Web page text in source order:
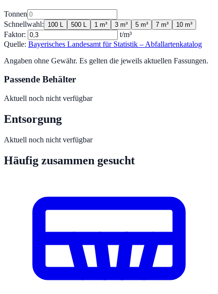
Tonnen
Schnellwahl:
100 L 500 L 1 m³ 3 m³ 5 m³ 7 m³ 10 m³
Faktor:
t/m³
Quelle: Bayerisches Landesamt für Statistik – Abfallartenkatalog
Angaben ohne Gewähr. Es gelten die jeweils aktuellen Fassungen.
Passende Behälter
Aktuell noch nicht verfügbar
Entsorgung
Aktuell noch nicht verfügbar
Häufig zusammen gesucht